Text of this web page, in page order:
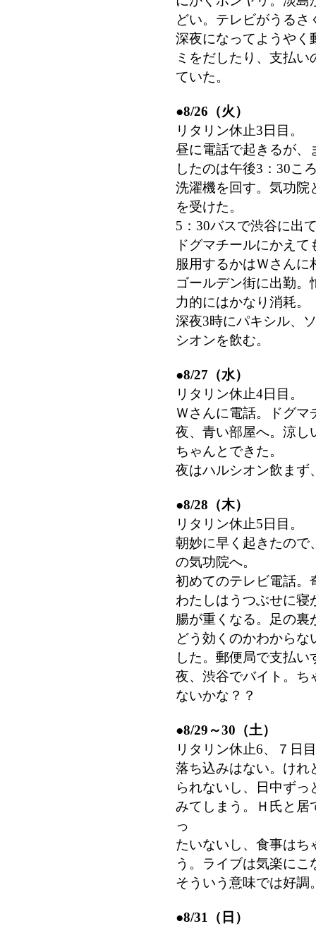
どい。テレビがうるさ
深夜になってようやく
ミをだしたり、支払
ていた。
●8/26（火）
リタリン休止3日目。
昼に電話で起きるが、
したのは午後3：30こ
洗濯機を回す。気功院
を受けた。
5：30バスで渋谷に出
ドグマチールにかえて
服用するかはＷさんに
ゴールデン街に出勤
力的にはかなり消耗。
深夜3時にパキシル、
シオンを飲む。
●8/27（水）
リタリン休止4日目。
Ｗさんに電話。ドグ
夜、青い部屋へ。涼し
ちゃんとできた。
夜はハルシオン飲まず
●8/28（木）
リタリン休止5日目。
朝妙に早く起きたので
の気功院へ。
初めてのテレビ電話。
わたしはうつぶせに寝
腸が重くなる。足の裏
どう効くのかわから
した。郵便局で支払い
夜、渋谷でバイト。ち
ないかな？？
●8/29～30（土）
リタリン休止6、７日
落ち込みはない。けれ
られないし、日中ず
みてしまう。Ｈ氏と居
っ
たいないし、食事はち
う。ライブは気楽に
そういう意味では好調
●8/31（日）